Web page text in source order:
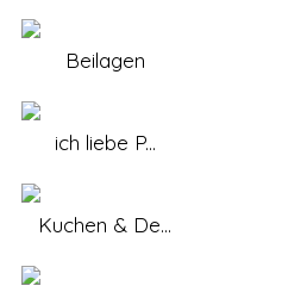
Beilagen
ich liebe P...
Kuchen & De...